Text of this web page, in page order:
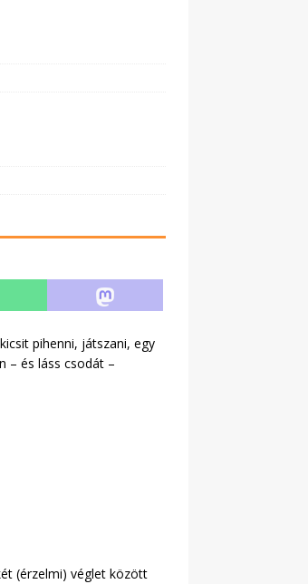
pihenni, játszani, egy
– és láss csodát –
(érzelmi) véglet között